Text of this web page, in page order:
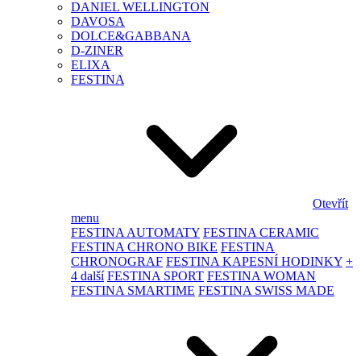
DANIEL WELLINGTON
DAVOSA
DOLCE&GABBANA
D-ZINER
ELIXA
FESTINA
Otevřít
menu
FESTINA AUTOMATY FESTINA CERAMIC
FESTINA CHRONO BIKE FESTINA
CHRONOGRAF FESTINA KAPESNÍ HODINKY +
4 další FESTINA SPORT FESTINA WOMAN
FESTINA SMARTIME FESTINA SWISS MADE